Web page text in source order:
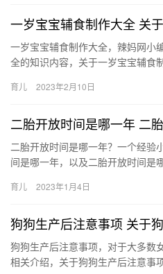
一岁宝宝辅食制作大全 关
一岁宝宝辅食制作大全，辣妈网小
全的知识内容，关于一岁宝宝辅食
育儿 2023年2月10日
二胎开放时间是哪一年 二
二胎开放时间是哪一年？一个经验
间是哪一年，以及二胎开放时间是
育儿 2023年1月4日
狗狗生产后注意事项 关于
狗狗生产后注意事项，对于大多数
相关介绍，关于狗狗生产后注意事